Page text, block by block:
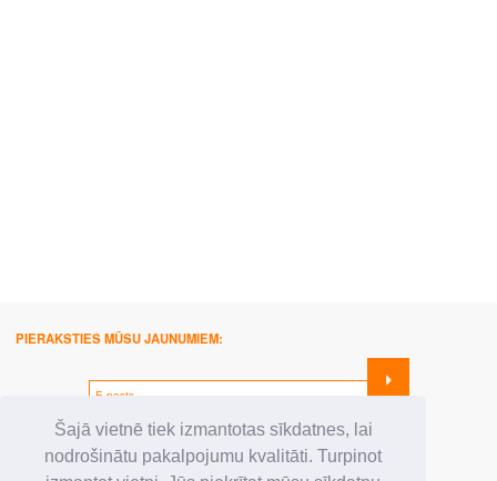
Šajā vietnē tiek izmantotas sīkdatnes, lai
nodrošinātu pakalpojumu kvalitāti. Turpinot
PIERAKSTIES MŪSU JAUNUMIEM:
SEKO MUMS: